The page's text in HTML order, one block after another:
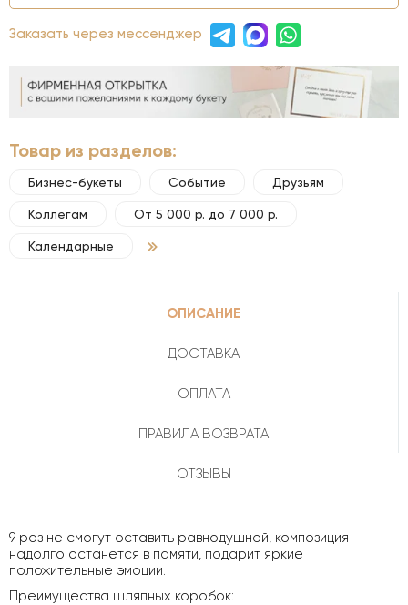
Заказать через мессенджер
Товар из разделов:
Бизнес-букеты Событие Друзьям
Коллегам От 5 000 р. до 7 000 р.
Календарные
ОПИСАНИЕ
ДОСТАВКА
ОПЛАТА
ПРАВИЛА ВОЗВРАТА
ОТЗЫВЫ
9 роз не смогут оставить равнодушной, композиция
надолго останется в памяти, подарит яркие
положительные эмоции.
Преимущества шляпных коробок: